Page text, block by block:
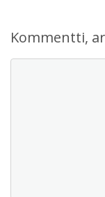
Kommentti,